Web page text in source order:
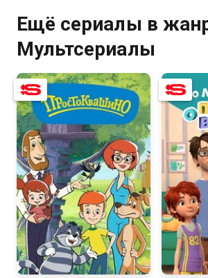
Ещё сериалы в
Мультсериалы
7.8 5.7 9.0